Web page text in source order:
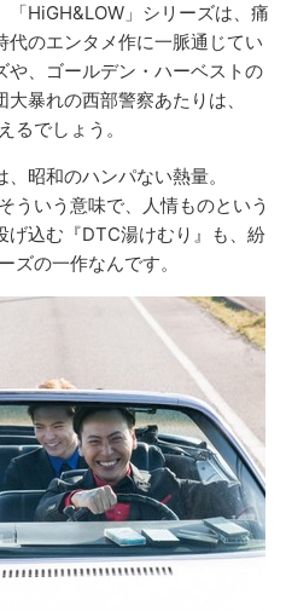
「HiGH&LOW」シリーズは、痛
のエンタメ作に一脈通じてい
や、ゴールデン・ハーベストの
暴れの西部警察あたりは、
るでしょう。
昭和のハンパない熱量。
ういう意味で、人情ものという
げ込む『DTC湯けむり』も、紛
ズの一作なんです。